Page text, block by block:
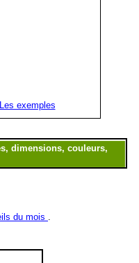
Les exemples
du mois .